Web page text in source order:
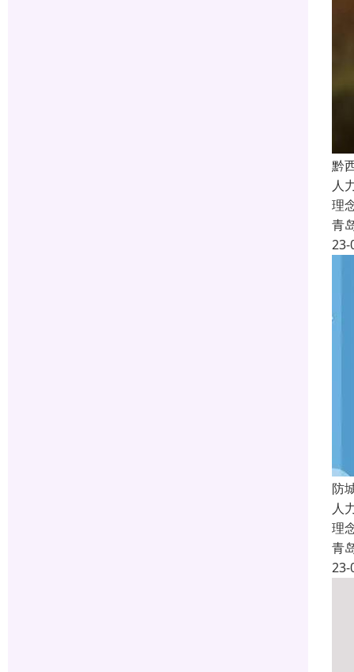
黔
人
理
青
23-
防
人
理
青
23-